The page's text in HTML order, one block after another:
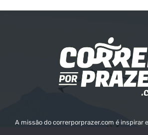
A missão do correrporprazer.com é inspirar